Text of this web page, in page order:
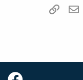
WhatsAppדואר אלקטרוני